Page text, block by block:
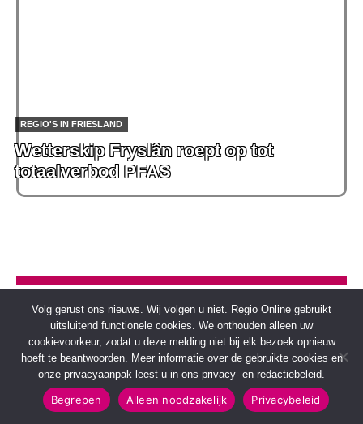
REGIO'S IN FRIESLAND
Wetterskip Fryslân roept op tot
totaalverbod PFAS
Overig nieuws
Volg gerust ons nieuws. Wij volgen u niet. Regio Online gebruikt
uitsluitend functionele cookies. We onthouden alleen uw
cookievoorkeur, zodat u deze melding niet bij elk bezoek opnieuw
hoeft te beantwoorden. Meer informatie over de gebruikte cookies en
onze privacyaanpak leest u in ons privacy- en redactiebeleid.
Begrepen Alleen noodzakelijk Privacybeleid